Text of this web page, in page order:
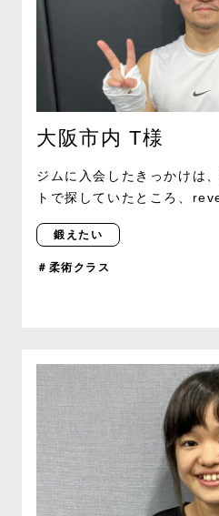
大阪市内 T様
ジムに入会したきっかけは
トで探していたところ、
鍛えたい
＃柔術クラス